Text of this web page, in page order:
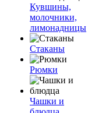
Кувшины,
молочники,
лимонадницы
Стаканы
Рюмки
Чашки и